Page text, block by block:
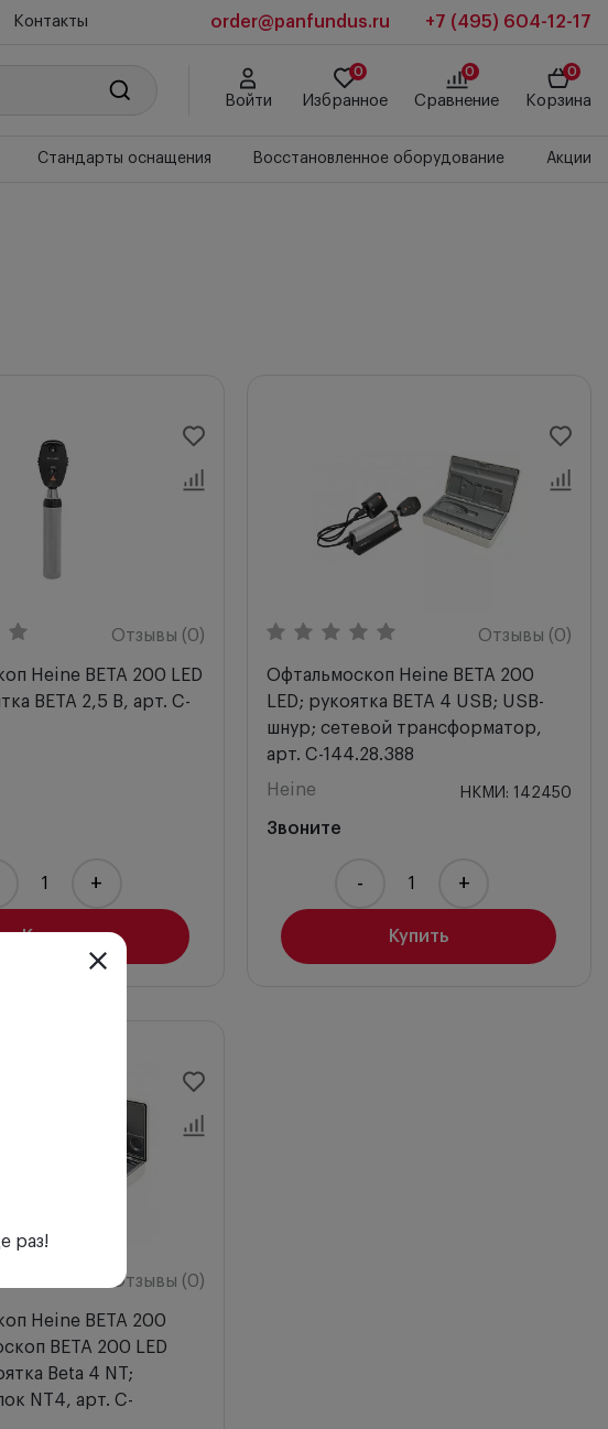
Контакты order@panfundus.ru +7 (495) 604-12-17
Войти
0
Избранное
0
Сравнение
0
Корзина
Стандарты оснащения Восстановленное оборудование Акции
Отзывы (0)
Heine BETA 200 LED
BETA 2,5 В, арт. C-
Купить
+
Отзывы (0)
Офтальмоскоп Heine BETA 200
LED; рукоятка BETA 4 USB; USB-
шнур; сетевой трансформатор,
арт. C-144.28.388
Heine
НКМИ: 142450
Звоните
Купить
- +
Отзывы (0)
Heine BETA 200
BETA 200 LED
Beta 4 NT;
NT4, арт. C-
раз!